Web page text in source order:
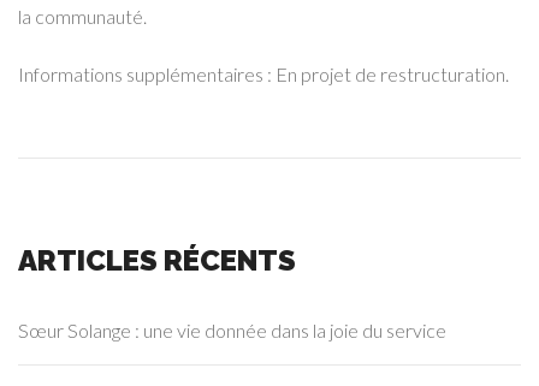
la communauté.
Informations supplémentaires : En projet de restructuration.
ARTICLES RÉCENTS
Sœur Solange : une vie donnée dans la joie du service